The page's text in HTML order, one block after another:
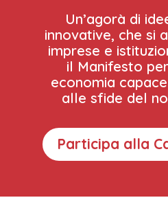
Un’agorà di
innovative, che si
imprese e
il Manifesto
economia
alle sfide del
Participa alla